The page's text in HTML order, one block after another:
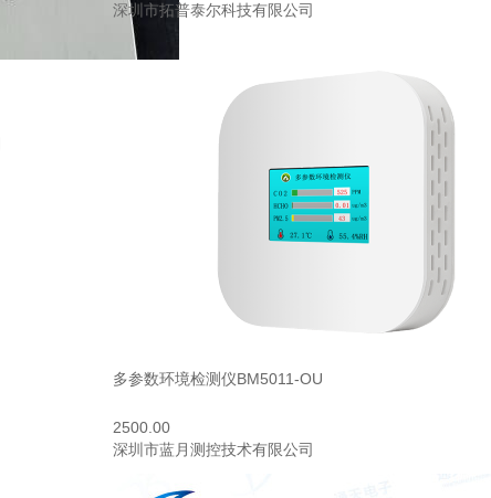
深圳市拓普泰尔科技有限公司
多参数环境检测仪BM5011-OU
2500.00
深圳市蓝月测控技术有限公司